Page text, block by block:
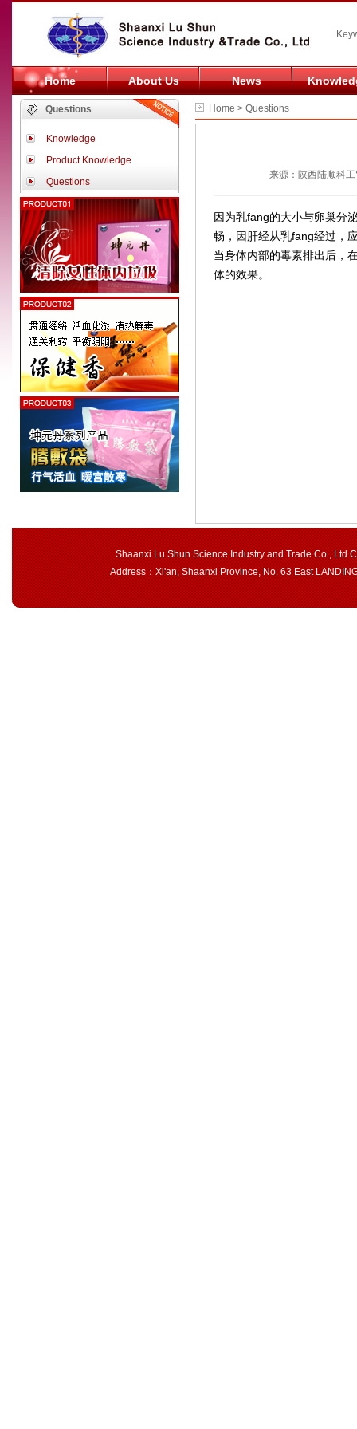
Home About Us News
Questions
Knowledge
Product Knowledge
Questions
Home > Questions
来源：陕西陆顺科
因为乳fang的大小与卵巢分
畅，因肝经从乳fang经过，
当身体内部的毒素排出后，
体的效果。
Shaanxi Lu Shun Science Industry and Trade Co., Ltd
Address：Xi'an, Shaanxi Province, No. 63 East